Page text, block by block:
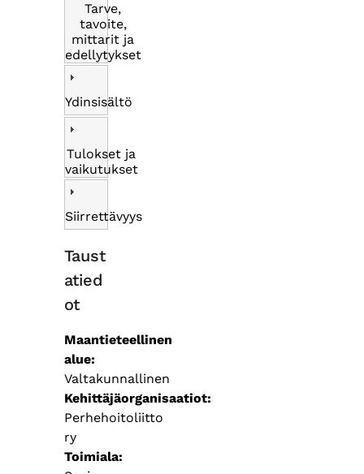
Tarve,
tavoite,
mittarit ja
edellytykset
Ydinsisältö
Tulokset ja
vaikutukset
Siirrettävyys
Taust
atied
ot
Maantieteellinen
alue
Valtakunnallinen
Kehittäjäorganisaatiot
Perhehoitoliitto
ry
Toimiala